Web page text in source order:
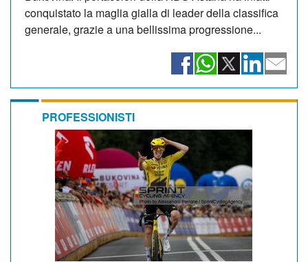
conquistato la maglia gialla di leader della classifica
generale, grazie a una bellissima progressione...
PROFESSIONISTI